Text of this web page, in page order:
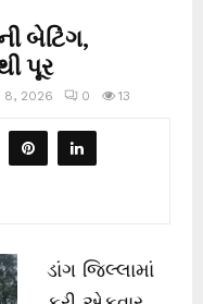
બેટિંગ,
પૂર
8, 2026 0 13
ડાંગ જિલ્લામાં